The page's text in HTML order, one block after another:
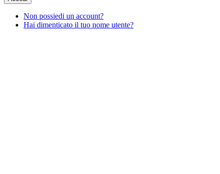
Non possiedi un account?
Hai dimenticato il tuo nome utente?